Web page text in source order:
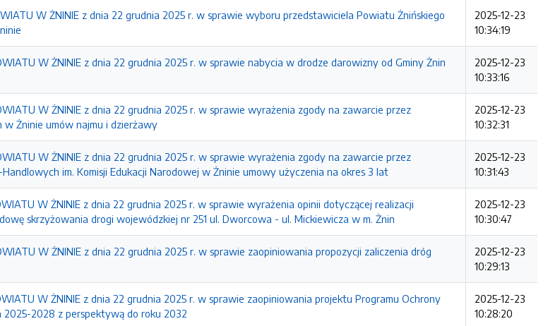
W ŻNINIE z dnia 22 grudnia 2025 r. w sprawie wyboru przedstawiciela Powiatu Żnińskiego
2025-12-23
10:34:19
W ŻNINIE z dnia 22 grudnia 2025 r. w sprawie nabycia w drodze darowizny od Gminy Żnin
2025-12-23
10:33:16
W ŻNINIE z dnia 22 grudnia 2025 r. w sprawie wyrażenia zgody na zawarcie przez
w Żninie umów najmu i dzierżawy
2025-12-23
10:32:31
W ŻNINIE z dnia 22 grudnia 2025 r. w sprawie wyrażenia zgody na zawarcie przez
Handlowych im. Komisji Edukacji Narodowej w Żninie umowy użyczenia na okres 3 lat
2025-12-23
10:31:43
W ŻNINIE z dnia 22 grudnia 2025 r. w sprawie wyrażenia opinii dotyczącej realizacji
skrzyżowania drogi wojewódzkiej nr 251 ul. Dworcowa - ul. Mickiewicza w m. Żnin
2025-12-23
10:30:47
W ŻNINIE z dnia 22 grudnia 2025 r. w sprawie zaopiniowania propozycji zaliczenia dróg
2025-12-23
10:29:13
W ŻNINIE z dnia 22 grudnia 2025 r. w sprawie zaopiniowania projektu Programu Ochrony
2025-2028 z perspektywą do roku 2032
2025-12-23
10:28:20